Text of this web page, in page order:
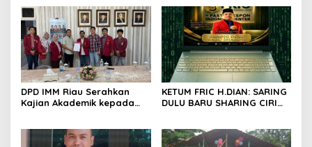
DPD IMM Riau Serahkan
Kajian Akademik kepada
KETUM FRIC H.DIAN: SARING
DULU BARU SHARING CIRI